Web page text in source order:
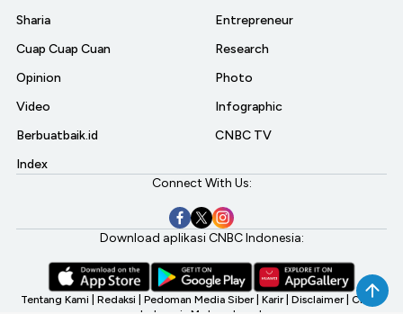
Sharia
Cuap Cuap Cuan
Opinion
Video
Berbuatbaik.id
Index
Entrepreneur
Research
Photo
Infographic
CNBC TV
Connect With Us:
Download aplikasi CNBC Indonesia:
Tentang Kami Redaksi Pedoman Media Siber Karir Disclaimer CNBC